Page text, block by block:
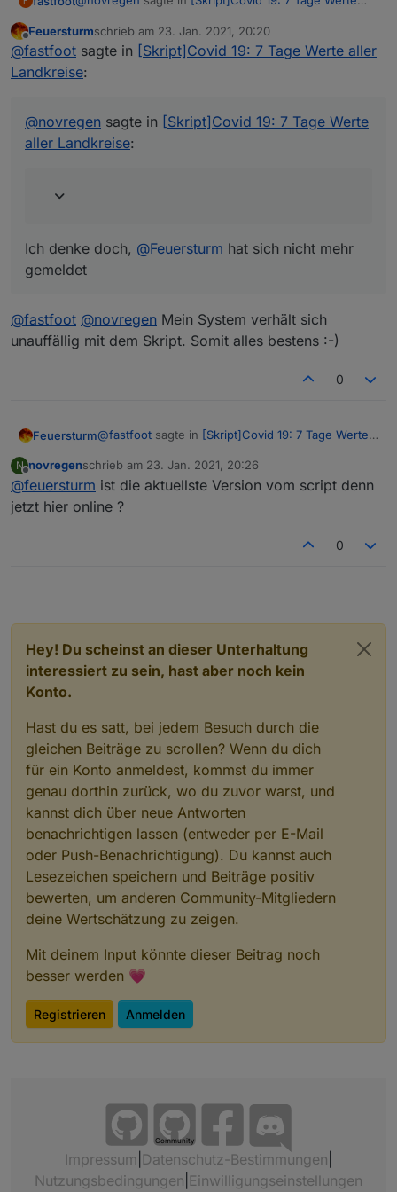
Hallo, ist das script nun Fehlerfrei bzw .treten die
Ich denke doch,
Offline
Feuersturmschrieb am 23. Jan. 2021, 20:20
zuletzt editiert von
@fastfoot sagte in [Skript]Covid 19: 7 Tage Werte aller
Landkreise:
@novregen sagte in [Skript]Covid 19: 7 Tage Werte
aller Landkreise:
Ich denke doch, @Feuersturm hat sich nicht mehr
gemeldet
@fastfoot @novregen Mein System verhält sich
unauffällig mit dem Skript. Somit alles bestens :-)
0
Feuersturm@fastfoot sagte in [Skript]Covid 19: 7 Tage Werte
@novregensagte in[Skript]Covid 19: 7 Tage
Werte aller Landkreise
Hallo, ist das script nun Fehlerfrei bzw
mehr gemeldet
@fastfoot
N
Offline
novregenschrieb am 23. Jan. 2021, 20:26
zuletzt editiert von
@feuersturm ist die aktuellste Version vom script denn
jetzt hier online ?
0
Hey! Du scheinst an dieser Unterhaltung
interessiert zu sein, hast aber noch kein
Konto.
Hast du es satt, bei jedem Besuch durch die
gleichen Beiträge zu scrollen? Wenn du dich
für ein Konto anmeldest, kommst du immer
genau dorthin zurück, wo du zuvor warst, und
kannst dich über neue Antworten
benachrichtigen lassen (entweder per E-Mail
oder Push-Benachrichtigung). Du kannst auch
Lesezeichen speichern und Beiträge positiv
bewerten, um anderen Community-Mitgliedern
deine Wertschätzung zu zeigen.
Mit deinem Input könnte dieser Beitrag noch
besser werden 💗
Registrieren Anmelden
Community
Impressum Datenschutz-Bestimmungen
Nutzungsbedingungen Einwilligungseinstellungen